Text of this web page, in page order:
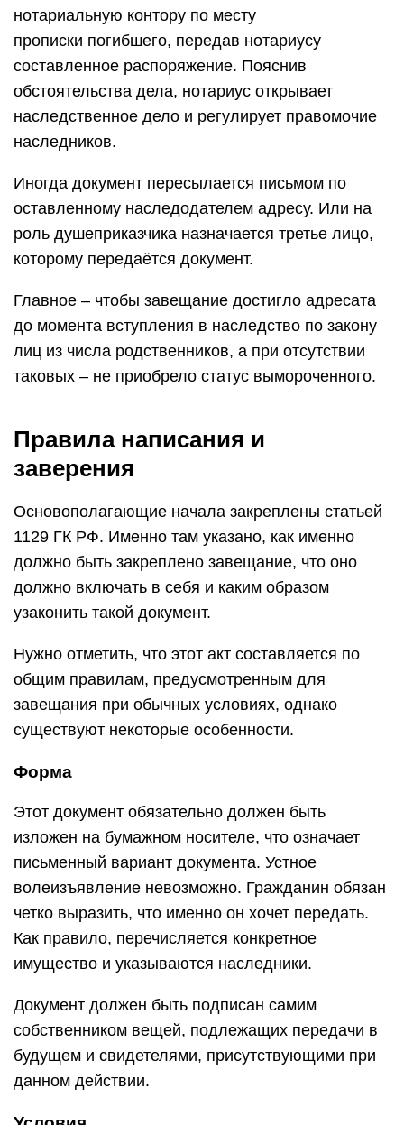
нотариальную контору по месту
прописки погибшего, передав нотариусу
составленное распоряжение. Пояснив
обстоятельства дела, нотариус открывает
наследственное дело и регулирует правомочие
наследников.
Иногда документ пересылается письмом по
оставленному наследодателем адресу. Или на
роль душеприказчика назначается третье лицо,
которому передаётся документ.
Главное – чтобы завещание достигло адресата
до момента вступления в наследство по закону
лиц из числа родственников, а при отсутствии
таковых – не приобрело статус вымороченного.
Правила написания и
заверения
Основополагающие начала закреплены статьей
1129 ГК РФ. Именно там указано, как именно
должно быть закреплено завещание, что оно
должно включать в себя и каким образом
узаконить такой документ.
Нужно отметить, что этот акт составляется по
общим правилам, предусмотренным для
завещания при обычных условиях, однако
существуют некоторые особенности.
Форма
Этот документ обязательно должен быть
изложен на бумажном носителе, что означает
письменный вариант документа. Устное
волеизъявление невозможно. Гражданин обязан
четко выразить, что именно он хочет передать.
Как правило, перечисляется конкретное
имущество и указываются наследники.
Документ должен быть подписан самим
собственником вещей, подлежащих передачи в
будущем и свидетелями, присутствующими при
данном действии.